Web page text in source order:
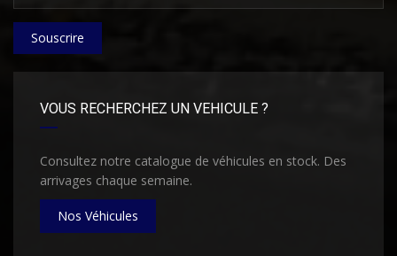
Souscrire
VOUS RECHERCHEZ UN VEHICULE ?
Consultez notre catalogue de véhicules en stock. Des
arrivages chaque semaine.
Nos Véhicules